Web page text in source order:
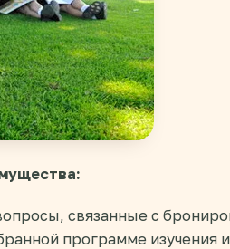
связанные с
программе изучения